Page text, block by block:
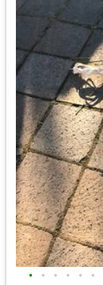
• • • • • •